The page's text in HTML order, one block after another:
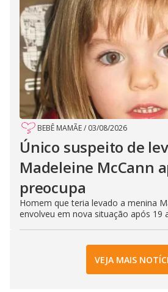
BEBÊ MAMÃE/ 03/08/2026
Único suspeito de
Madeleine McCann
preocupa
Homem que teria levado a menina
envolveu em nova situação após 19
VEJA MAIS